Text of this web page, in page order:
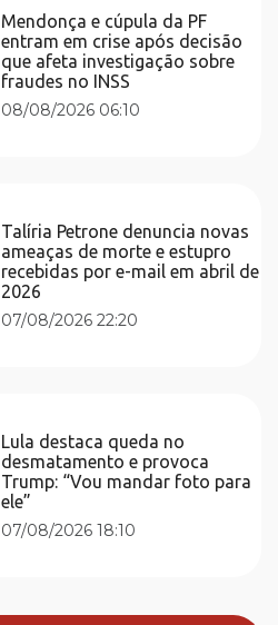
Mendonça e cúpula da PF
entram em crise após decisão
que afeta investigação sobre
fraudes no INSS
08/08/2026 06:10
Talíria Petrone denuncia novas
ameaças de morte e estupro
recebidas por e-mail em abril de
2026
07/08/2026 22:20
Lula destaca queda no
desmatamento e provoca
Trump: “Vou mandar foto para
ele”
07/08/2026 18:10